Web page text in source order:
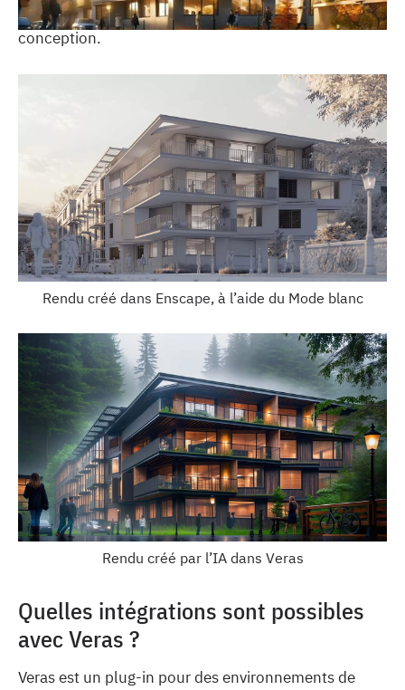
d'obtenir rapidement des commentaires sur la
conception.
Rendu créé dans Enscape, à l’aide du Mode blanc
Rendu créé par l’IA dans Veras
Quelles intégrations sont possibles
avec Veras ?
Veras est un plug-in pour des environnements de